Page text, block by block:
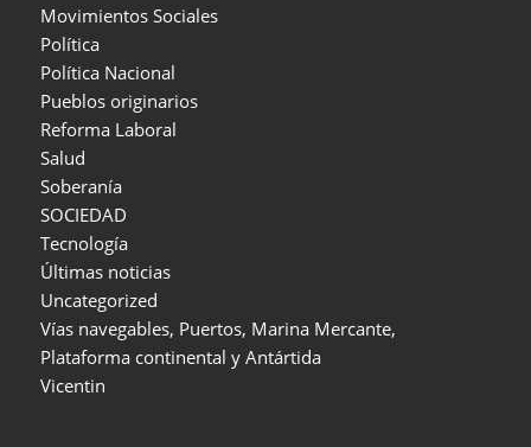
Movimientos Sociales
Política
Política Nacional
Pueblos originarios
Reforma Laboral
Salud
Soberanía
SOCIEDAD
Tecnología
Últimas noticias
Uncategorized
Vías navegables, Puertos, Marina Mercante,
Plataforma continental y Antártida
Vicentin